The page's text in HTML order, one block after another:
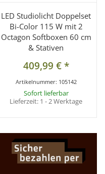
LED Studiolicht Doppelset
Bi-Color 115 W mit 2
Octagon Softboxen 60 cm
& Stativen
409,99 €*
Artikelnummer: 105142
Sofort lieferbar
Lieferzeit: 1 - 2 Werktage